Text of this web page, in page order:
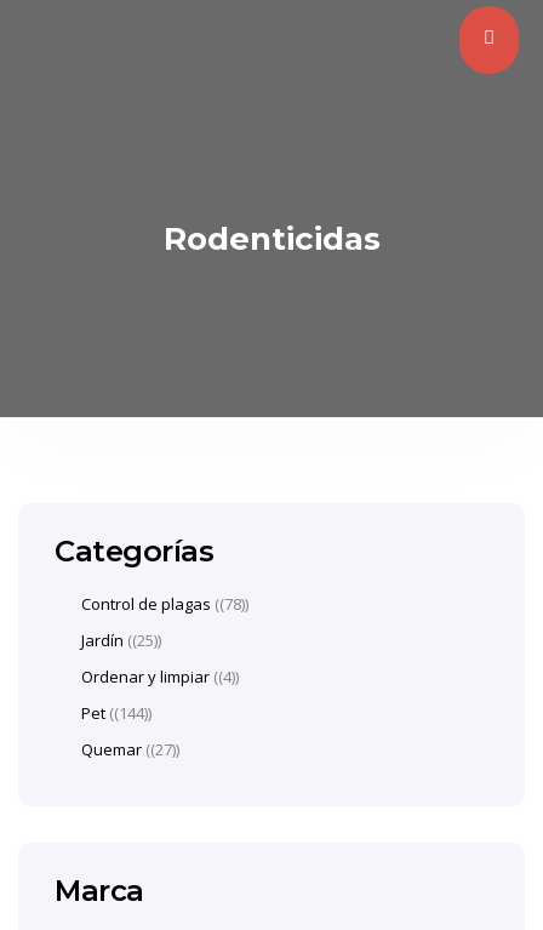
Rodenticidas
Categorías
Control de plagas (78)
Jardín (25)
Ordenar y limpiar (4)
Pet (144)
Quemar (27)
Marca